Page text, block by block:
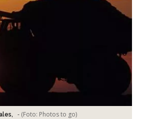
- (Foto: Photos to go)